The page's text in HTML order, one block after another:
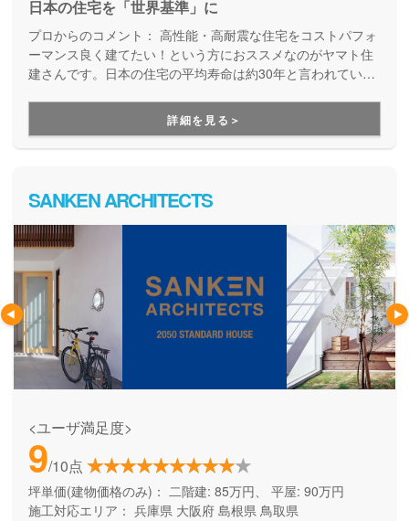
日本の住宅を「世界基準」に
プロからのコメント： 高性能・高耐震な住宅をコストパフォ
ーマンス良く建てたい！という方におススメなのがヤマト住
建さんです。日本の住宅の平均寿命は約30年と言われていま
詳細を見る＞
SANKEN ARCHITECTS
<ユーザ満足度>
9/10点
坪単価(建物価格のみ)： 二階建: 85万円、 平屋: 90万円
施工対応エリア： 兵庫県 大阪府 島根県 鳥取県